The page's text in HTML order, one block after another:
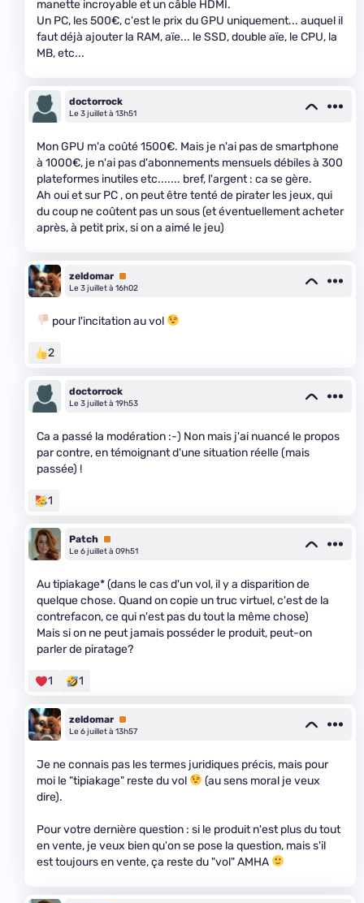
manette incroyable et un câble HDMI.
Un PC, les 500€, c'est le prix du GPU uniquement... auquel il
faut déjà ajouter la RAM, aïe... le SSD, double aïe, le CPU, la
MB, etc...
doctorrock
Le 3 juillet à 13h51
Mon GPU m'a coûté 1500€. Mais je n'ai pas de smartphone
à 1000€, je n'ai pas d'abonnements mensuels débiles à 300
plateformes inutiles etc....... bref, l'argent : ca se gère.
Ah oui et sur PC , on peut être tenté de pirater les jeux, qui
du coup ne coûtent pas un sous (et éventuellement acheter
après, à petit prix, si on a aimé le jeu)
zeldomar Premium
Le 3 juillet à 16h02
pour l'incitation au vol
2
doctorrock
Le 3 juillet à 19h53
Ca a passé la modération :-) Non mais j'ai nuancé le propos
par contre, en témoignant d'une situation réelle (mais
passée) !
1
Patch Premium
Le 6 juillet à 09h51
Au tipiakage* (dans le cas d'un vol, il y a disparition de
quelque chose. Quand on copie un truc virtuel, c'est de la
contrefacon, ce qui n'est pas du tout la même chose)
Mais si on ne peut jamais posséder le produit, peut-on
parler de piratage?
1 1
zeldomar Premium
Le 6 juillet à 13h57
Je ne connais pas les termes juridiques précis, mais pour
moi le "tipiakage" reste du vol
(au sens moral je veux
dire).
Pour votre dernière question : si le produit n'est plus du tout
en vente, je veux bien qu'on se pose la question, mais s'il
est toujours en vente, ça reste du "vol" AMHA